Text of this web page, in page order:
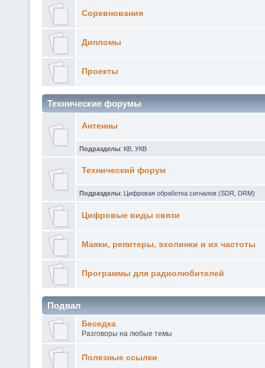
Соревнования
Дипломы
Проекты
Технические форумы
Антенны
Подразделы: КВ УКВ
Технический форум
Подразделы: Цифровая обработка сигналов (SDR, DRM)
Цифровые виды связи
Маяки, репитеры, эхолинки и их частоты
Программы для радиолюбителей
Подвал
Беседка
Разговоры на любые темы
Полезные ссылки